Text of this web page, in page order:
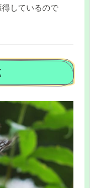
しているので